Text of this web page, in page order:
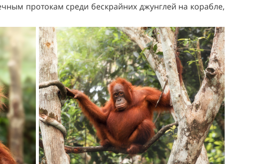
протокам среди бескрайних джунглей на корабле,